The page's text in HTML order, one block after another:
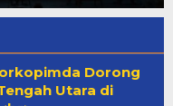
Dorong
Utara di